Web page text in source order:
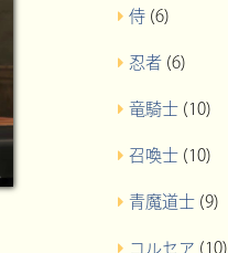
侍 (6)
忍者 (6)
竜騎士 (10)
召喚士 (10)
青魔道士 (9)
コルセア (10)